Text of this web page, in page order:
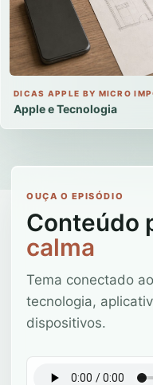
DICAS APPLE BY MICRO
Apple e Tecnologia
OUÇA O EPISÓDIO
Conteúdo
calma
Tema conectado
tecnologia,
dispositivos.